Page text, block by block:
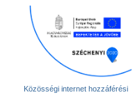
Közösségi internet hozzáférési